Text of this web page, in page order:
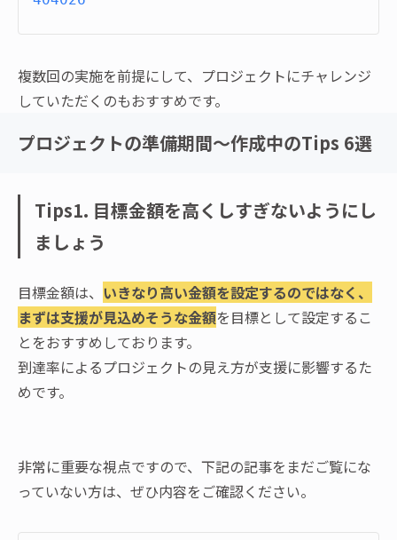
複数回の実施を前提にして、プロジェクトにチャレンジ
していただくのもおすすめです。
プロジェクトの準備期間〜作成中のTips 6選
Tips1. 目標金額を高くしすぎないようにし
ましょう
目標金額は、 いきなり高い金額を設定するのではなく、
まずは支援が見込めそうな金額を目標として設定するこ
とをおすすめしております。
到達率によるプロジェクトの見え方が支援に影響するた
めです。
非常に重要な視点ですので、下記の記事をまだご覧にな
っていない方は、ぜひ内容をご確認ください。